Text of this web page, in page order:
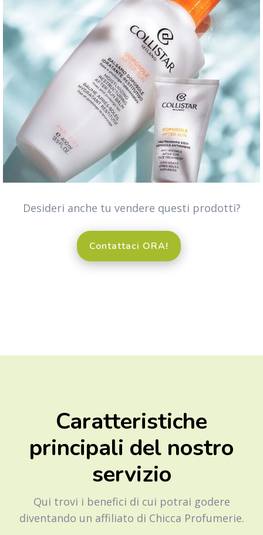
Desideri anche tu vendere questi prodotti?
Contattaci ORA!
Caratteristiche
principali del nostro
servizio
Qui trovi i benefici di cui potrai godere
diventando un affiliato di Chicca Profumerie.